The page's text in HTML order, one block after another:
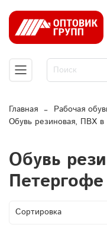
Главная Рабочая
Обувь резиновая, ПВХ
Обувь
Петергофе